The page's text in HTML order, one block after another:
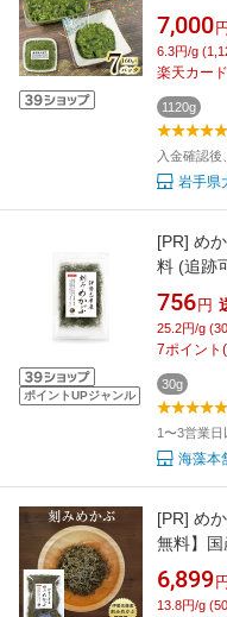
ブ 手作
はん ね
はん 夕
7,000 円
6.3円/g
楽天カー
1120g
入金確認後
岩手県
ポイントUPジャンル
[PR] め
料 (追跡
めかぶ
756 円
25.2円/g
7ポイント (
30g
1〜3営業
海藻本
[PR] め
無料】
6,899 円
13.8円/g